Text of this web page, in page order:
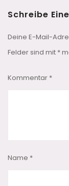
Schreibe
Deine E-Mail-
Felder sind mit *
Kommentar *
Name *